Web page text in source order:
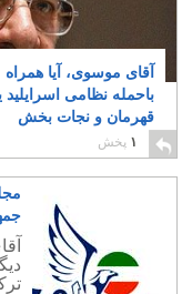
آقای موسوی، آیا همراه
باحمله نظامی اسرایلید
قهرمان و نجات بخش
ایران؟
۱ پخش